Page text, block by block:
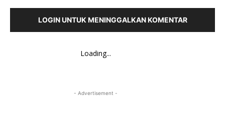
LOGIN UNTUK MENINGGALKAN KOMENTAR
Loading...
- Advertisement -